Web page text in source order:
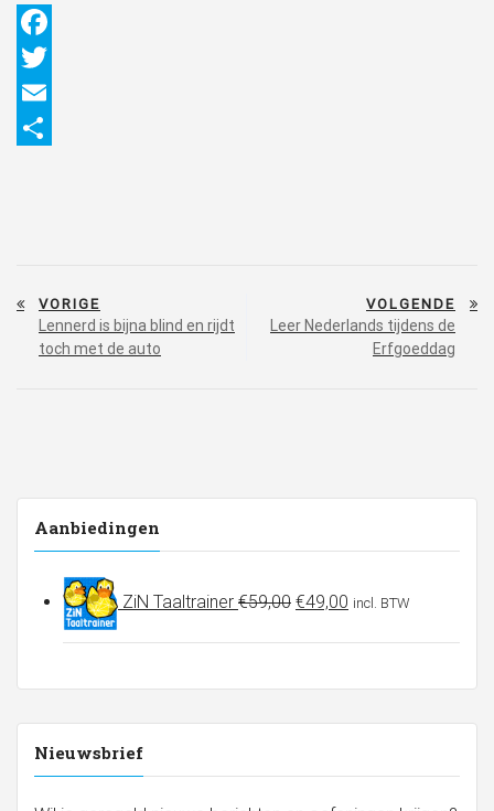
Facebook
Twitter
Email
Bericht
navigatie
VORIGE
Lennerd is bijna blind en rijdt
toch met de auto
VOLGENDE
Leer Nederlands tijdens de
Erfgoeddag
Aanbiedingen
ZiN Taaltrainer €59,00
prijs
was:
€49,00
prijs
is:
incl. BTW
Nieuwsbrief